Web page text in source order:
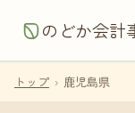
のどか会計
トップ › 鹿児島県